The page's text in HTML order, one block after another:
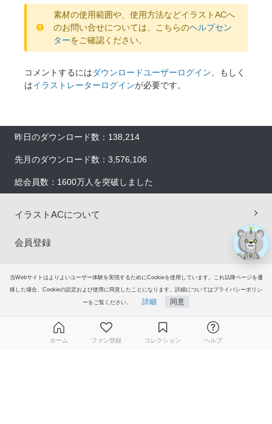
当Webサイトはよりよいユーザー体験を実現するためにCookieを使用しています。これ以降ページを遷
移した場合、Cookieの設定および使用に同意したことになります。詳細についてはプライバシーポリシ
ーをご覧ください。 詳細 同意
素材の使用範囲や、使用方法などイラストACへ
のお問い合せについては、こちらのヘルプセン
ターをご確認ください。
コメントするにはダウンロードユーザーログイン 、もしく
はイラストレーターログインが必要です。
昨日のダウンロード数：138,214
先月のダウンロード数：3,576,106
総会員数：1600万人を突破しました
イラストACについて
会員登録
グループサイト
ホーム ファン登録 コレクション ヘルプ